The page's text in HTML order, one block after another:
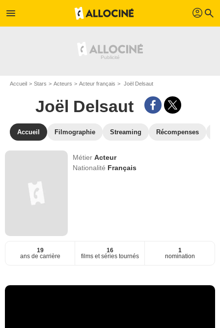
menu profil search
Accueil Stars Acteurs Acteur français Joël Delsaut
Joël Delsaut
Accueil Filmographie Streaming Récompenses
MétierActeur
Nationalité Français
19
ans de carrière
16
films et séries tournés
1
nomination